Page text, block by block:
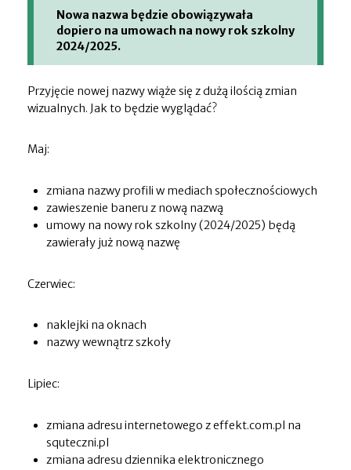
Nowa nazwa będzie obowiązywała
dopiero na umowach na nowy rok szkolny
2024/2025.
Przyjęcie nowej nazwy wiąże się z dużą ilością zmian
wizualnych. Jak to będzie wyglądać?
Maj:
zmiana nazwy profili w mediach społecznościowych
zawieszenie baneru z nową nazwą
umowy na nowy rok szkolny (2024/2025) będą
zawierały już nową nazwę
Czerwiec:
naklejki na oknach
nazwy wewnątrz szkoły
Lipiec:
zmiana adresu internetowego z effekt.com.pl na
squteczni.pl
zmiana adresu dziennika elektronicznego